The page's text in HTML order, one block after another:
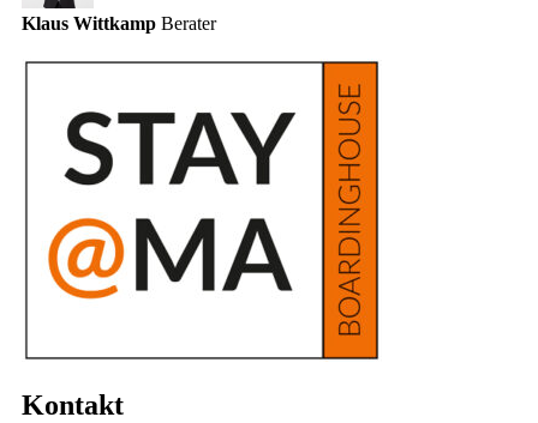
Klaus Wittkamp Berater
Kontakt